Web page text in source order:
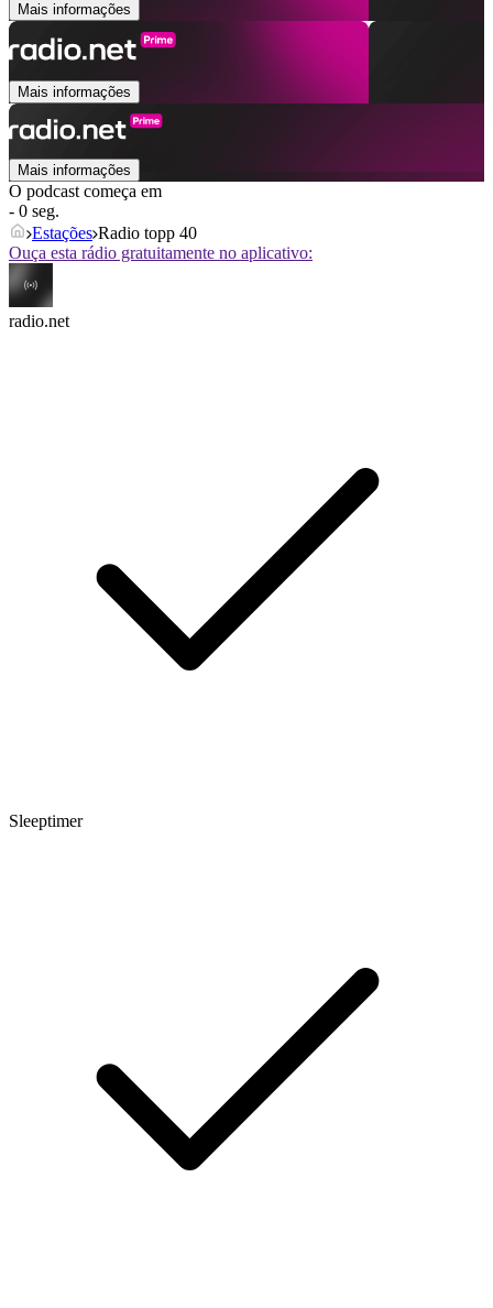
Mais informações
Mais informações
Mais informações
O podcast começa em
- 0 seg.
Estações Radio topp 40
Ouça esta rádio gratuitamente no aplicativo:
radio.net
Sleeptimer